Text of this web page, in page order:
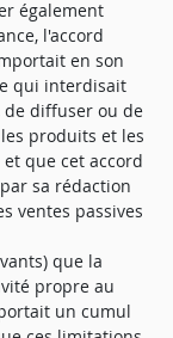
également
l'accord
en son
qui interdisait
de diffuser ou de
produits et les
que cet accord
sa rédaction
ventes passives
que la
propre au
un cumul